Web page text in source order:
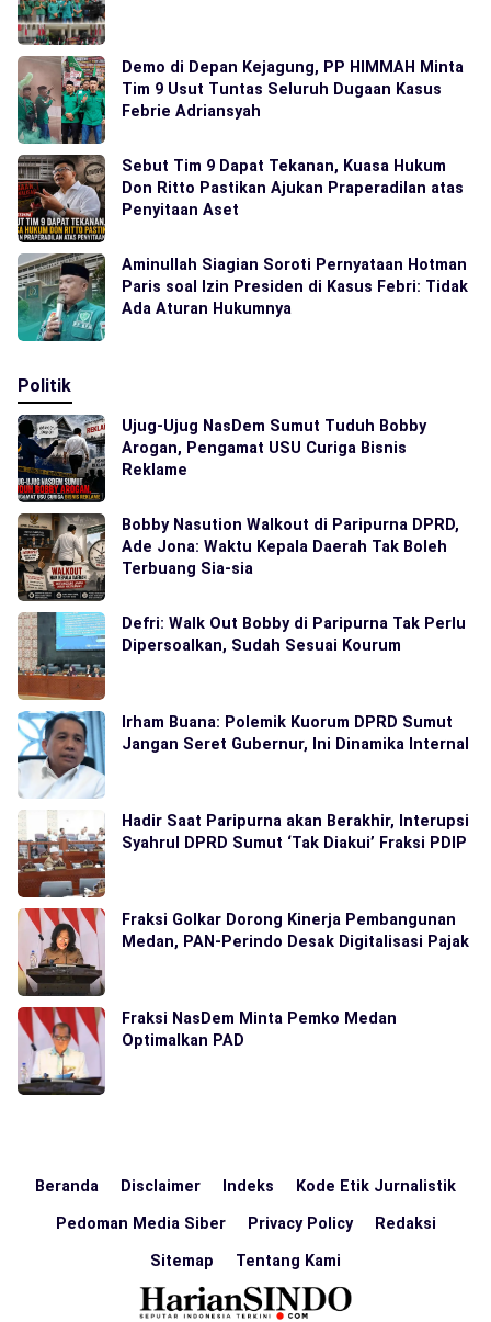
Demo di Depan Kejagung, PP HIMMAH Minta
Tim 9 Usut Tuntas Seluruh Dugaan Kasus
Febrie Adriansyah
Sebut Tim 9 Dapat Tekanan, Kuasa Hukum
Don Ritto Pastikan Ajukan Praperadilan atas
Penyitaan Aset
Aminullah Siagian Soroti Pernyataan Hotman
Paris soal Izin Presiden di Kasus Febri: Tidak
Ada Aturan Hukumnya
Politik
Ujug-Ujug NasDem Sumut Tuduh Bobby
Arogan, Pengamat USU Curiga Bisnis
Reklame
Bobby Nasution Walkout di Paripurna DPRD,
Ade Jona: Waktu Kepala Daerah Tak Boleh
Terbuang Sia-sia
Defri: Walk Out Bobby di Paripurna Tak Perlu
Dipersoalkan, Sudah Sesuai Kourum
Irham Buana: Polemik Kuorum DPRD Sumut
Jangan Seret Gubernur, Ini Dinamika Internal
Hadir Saat Paripurna akan Berakhir, Interupsi
Syahrul DPRD Sumut ‘Tak Diakui’ Fraksi PDIP
Fraksi Golkar Dorong Kinerja Pembangunan
Medan, PAN-Perindo Desak Digitalisasi Pajak
Fraksi NasDem Minta Pemko Medan
Optimalkan PAD
Beranda Disclaimer Indeks Kode Etik Jurnalistik
Pedoman Media Siber Privacy Policy Redaksi
Sitemap Tentang Kami